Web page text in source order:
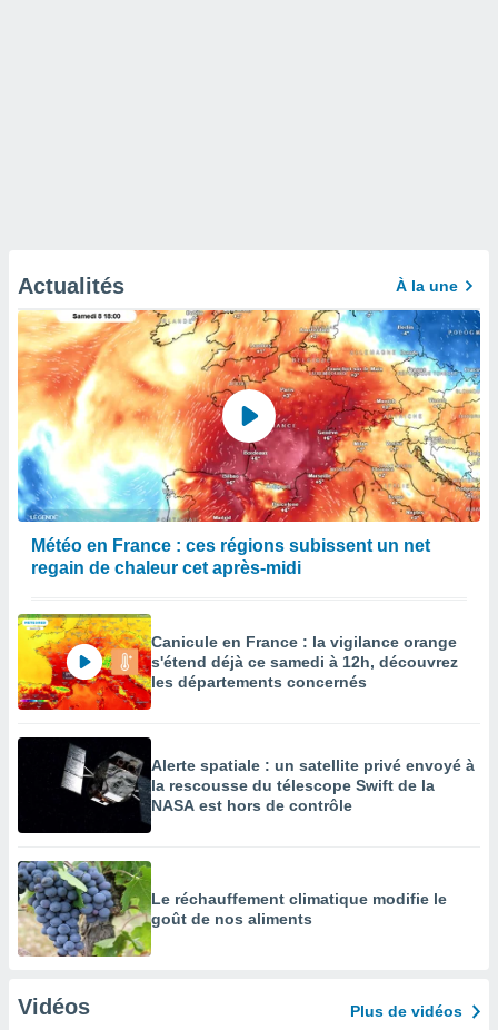
Actualités À la une
Météo en France : ces régions subissent un net
regain de chaleur cet après-midi
Canicule en France : la vigilance orange
s'étend déjà ce samedi à 12h, découvrez
les départements concernés
Alerte spatiale : un satellite privé envoyé à
la rescousse du télescope Swift de la
NASA est hors de contrôle
Le réchauffement climatique modifie le
goût de nos aliments
Vidéos Plus de vidéos